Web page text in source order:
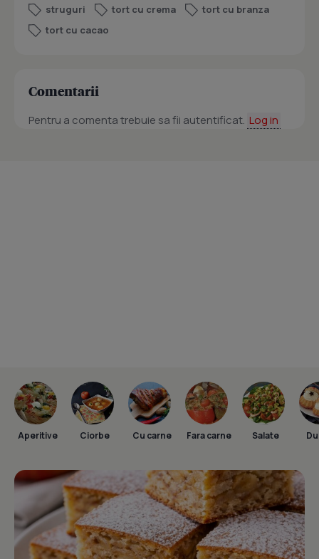
struguri
tort cu crema
tort cu branza
tort cu cacao
Comentarii
Pentru a comenta trebuie sa fii autentificat. Log in
Aperitive Ciorbe Cu carne Fara carne Salate